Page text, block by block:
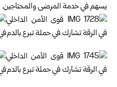
يسهم في خدمة المرضى ‏والمحتاجين.‏